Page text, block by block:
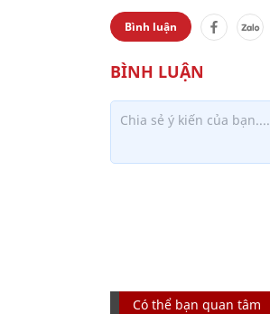
Bình luận
Có thể bạn quan tâm